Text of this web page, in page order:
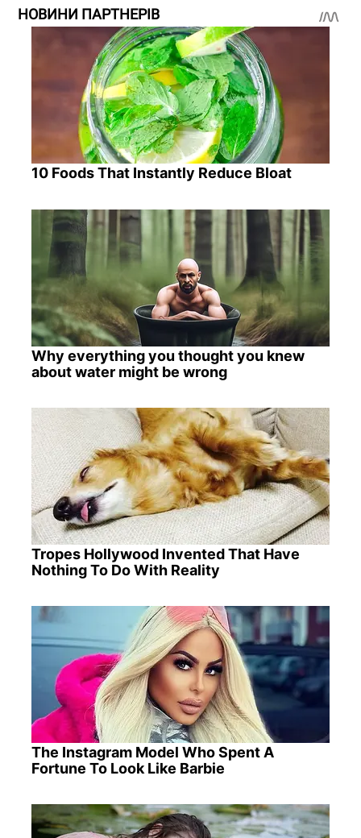
НОВИНИ ПАРТНЕРІВ
10 Foods That Instantly Reduce Bloat
Why everything you thought you knew
about water might be wrong
Tropes Hollywood Invented That Have
Nothing To Do With Reality
The Instagram Model Who Spent A
Fortune To Look Like Barbie